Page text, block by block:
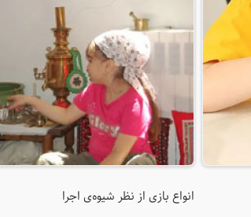
انواع بازی از نظر شیوه‌ی اجرا